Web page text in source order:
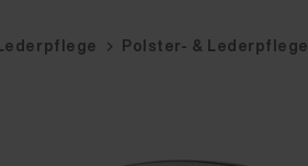
Polster- & Lederpflege